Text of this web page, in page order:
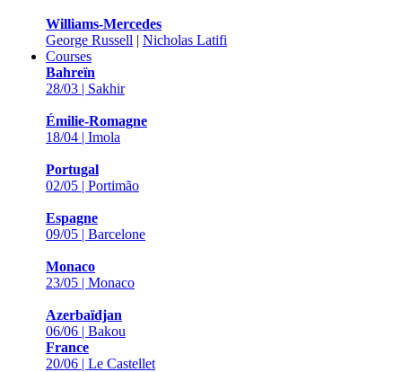
Williams-Mercedes
George Russell | Nicholas Latifi
Courses
Bahreïn
28/03 | Sakhir
Émilie-Romagne
18/04 | Imola
Portugal
02/05 | Portimão
Espagne
09/05 | Barcelone
Monaco
23/05 | Monaco
Azerbaïdjan
06/06 | Bakou
France
20/06 | Le Castellet